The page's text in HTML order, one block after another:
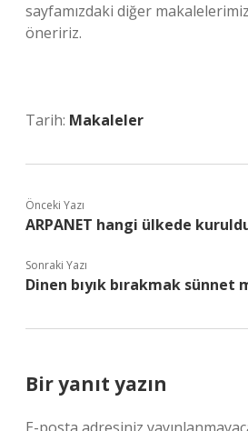
sayfamızdaki diğer
öneririz.
Tarih: Makaleler
Önceki Yazı
ARPANET hangi ülkede
Sonraki Yazı
Dinen bıyık bırakmak sünnet
Bir yanıt yazın